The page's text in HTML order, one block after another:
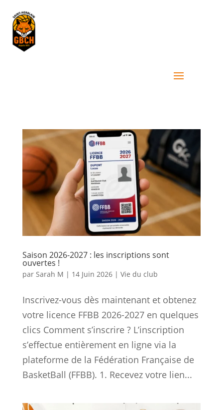
Saison 2026-2027 : les inscriptions sont
ouvertes !
par Sarah M | 14 Juin 2026| Vie du club
Inscrivez-vous dès maintenant et obtenez
votre licence FFBB 2026-2027 en quelques
clics Comment s’inscrire ? L’inscription
s’effectue entièrement en ligne via la
plateforme de la Fédération Française de
BasketBall (FFBB). 1. Recevez votre lien...